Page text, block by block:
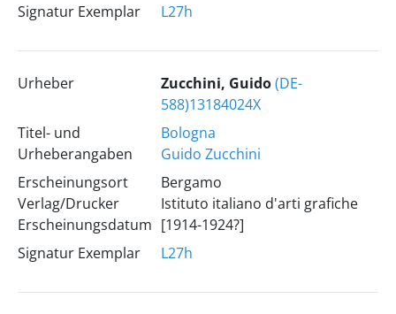
Signatur Exemplar
L27h
Urheber Zucchini, Guido(DE-
588)13184024X
Titel- und
Urheberangaben
Bologna
Guido Zucchini
Erscheinungsort
Verlag/Drucker
Erscheinungsdatum
Bergamo
Istituto italiano d'arti grafiche
[1914-1924?]
Signatur Exemplar
L27h